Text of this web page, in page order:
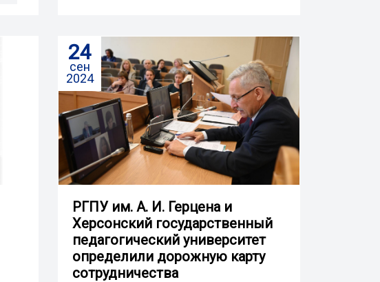
24
сен
2024
РГПУ им. А. И. Герцена и
Херсонский государственный
педагогический университет
определили дорожную карту
сотрудничества